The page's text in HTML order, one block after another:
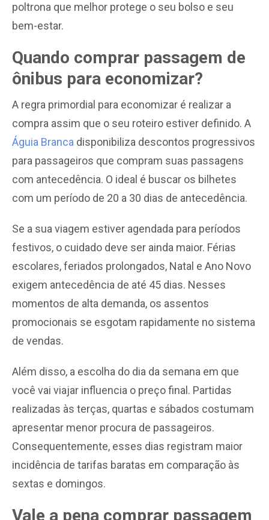
poltrona que melhor protege o seu bolso e seu
bem-estar.
Quando comprar passagem de
ônibus para economizar?
A regra primordial para economizar é realizar a
compra assim que o seu roteiro estiver definido. A
Águia Branca disponibiliza descontos progressivos
para passageiros que compram suas passagens
com antecedência. O ideal é buscar os bilhetes
com um período de 20 a 30 dias de antecedência.
Se a sua viagem estiver agendada para períodos
festivos, o cuidado deve ser ainda maior. Férias
escolares, feriados prolongados, Natal e Ano Novo
exigem antecedência de até 45 dias. Nesses
momentos de alta demanda, os assentos
promocionais se esgotam rapidamente no sistema
de vendas.
Além disso, a escolha do dia da semana em que
você vai viajar influencia o preço final. Partidas
realizadas às terças, quartas e sábados costumam
apresentar menor procura de passageiros.
Consequentemente, esses dias registram maior
incidência de tarifas baratas em comparação às
sextas e domingos.
Vale a pena comprar passagem